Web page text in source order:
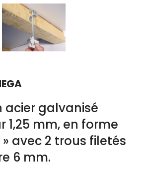
acier galvanisé
1,25 mm, en forme
» avec 2 trous filetés
6 mm.